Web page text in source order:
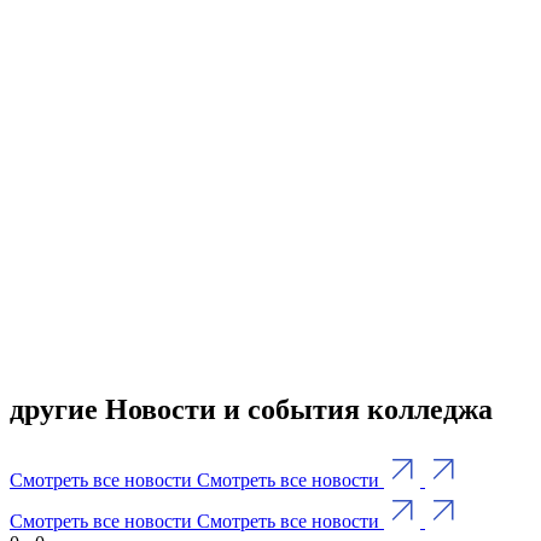
другие Новости и события колледжа
Смотреть все новости Смотреть все новости
Смотреть все новости Смотреть все новости